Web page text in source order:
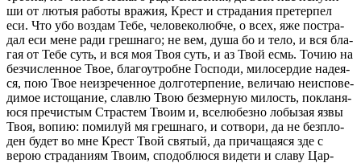
ши от лютыя ра­бо­ты вра­жия, Крест и стра­да­ния пре­тер­пел
еси. Что убо воз­дам Тебе, че­ло­ве­ко­люб­че, о всех, яже по­стра­
дал еси мене ради греш­на­го; не вем, душа бо и тело, и вся бла­
гая от Тебе суть, и вся моя Твоя суть, и аз Твой есмь. Точию на
без­чис­лен­ное Твое, бла­го­у­тробне Гос­по­ди, ми­ло­сер­дие на­де­я­
ся, пою Твое неиз­ре­чен­ное дол­го­тер­пе­ние, ве­ли­чаю неис­по­ве­
ди­мое ис­то­ща­ние, слав­лю Твою без­мер­ную ми­лость, по­кла­ня­
ю­ся пре­чи­стым Страс­тем Твоим и, все­лю­без­но ло­бы­зая язвы
Твоя, вопию: по­ми­луй мя греш­на­го, и со­тво­ри, да не без­п­ло­
ден будет во мне Крест Твой свя­тый, да при­ча­ща­я­ся зде с
верою стра­да­ни­ям Твоим, спо­доб­лю­ся ви­де­ти и славу Цар­